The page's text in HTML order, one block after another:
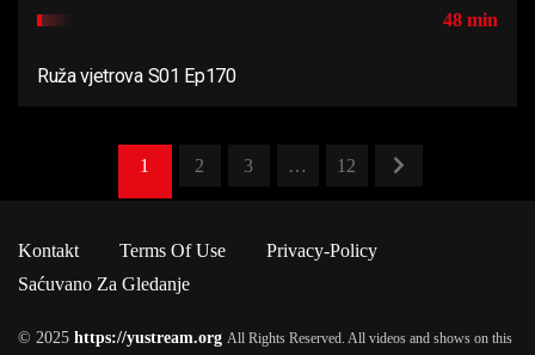
48 min
Ruža vjetrova S01 Ep170
1 2 3 … 12
Kontakt Terms Of Use
Privacy-Policy
Saćuvano Za Gledanje
© 2025 https://yustream.org All Rights Reserved. All videos and shows on this